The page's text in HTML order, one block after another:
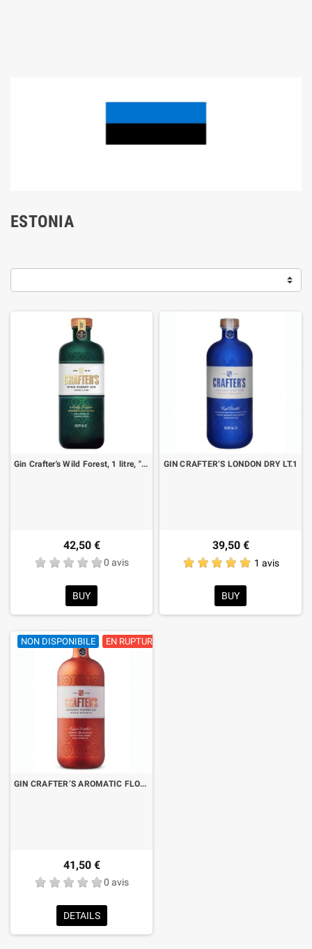
ESTONIA
Gin Crafter's Wild Forest, 1 litre, "format économique"
42,50 €
0 avis
BUY
GIN CRAFTER’S LONDON DRY LT.1
39,50 €
1 avis
BUY
NON DISPONIBILE EN RUPTURE DE STOCK
GIN CRAFTER’S AROMATIC FLOWER CL.70
41,50 €
0 avis
DETAILS